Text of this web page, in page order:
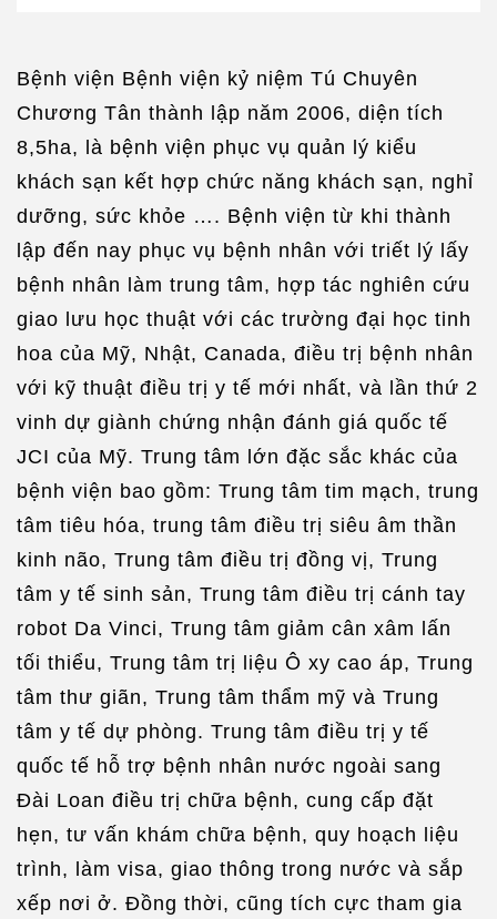
Bệnh viện Bệnh viện kỷ niệm Tú Chuyên
Chương Tân thành lập năm 2006, diện tích
8,5ha, là bệnh viện phục vụ quản lý kiểu
khách sạn kết hợp chức năng khách sạn, nghỉ
dưỡng, sức khỏe …. Bệnh viện từ khi thành
lập đến nay phục vụ bệnh nhân với triết lý lấy
bệnh nhân làm trung tâm, hợp tác nghiên cứu
giao lưu học thuật với các trường đại học tinh
hoa của Mỹ, Nhật, Canada, điều trị bệnh nhân
với kỹ thuật điều trị y tế mới nhất, và lần thứ 2
vinh dự giành chứng nhận đánh giá quốc tế
JCI của Mỹ. Trung tâm lớn đặc sắc khác của
bệnh viện bao gồm: Trung tâm tim mạch, trung
tâm tiêu hóa, trung tâm điều trị siêu âm thần
kinh não, Trung tâm điều trị đồng vị, Trung
tâm y tế sinh sản, Trung tâm điều trị cánh tay
robot Da Vinci, Trung tâm giảm cân xâm lấn
tối thiểu, Trung tâm trị liệu Ô xy cao áp, Trung
tâm thư giãn, Trung tâm thẩm mỹ và Trung
tâm y tế dự phòng. Trung tâm điều trị y tế
quốc tế hỗ trợ bệnh nhân nước ngoài sang
Đài Loan điều trị chữa bệnh, cung cấp đặt
hẹn, tư vấn khám chữa bệnh, quy hoạch liệu
trình, làm visa, giao thông trong nước và sắp
xếp nơi ở. Đồng thời, cũng tích cực tham gia